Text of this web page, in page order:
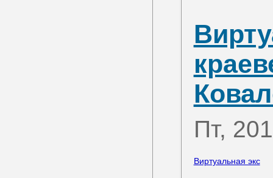
Пт,
Виртуальная экс